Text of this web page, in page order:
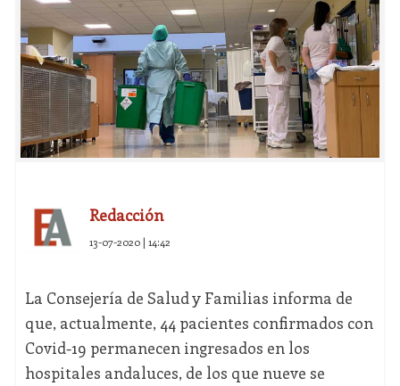
Redacción
13-07-2020 | 14:42
La Consejería de Salud y Familias informa de
que, actualmente, 44 pacientes confirmados con
Covid-19 permanecen ingresados en los
hospitales andaluces, de los que nueve se